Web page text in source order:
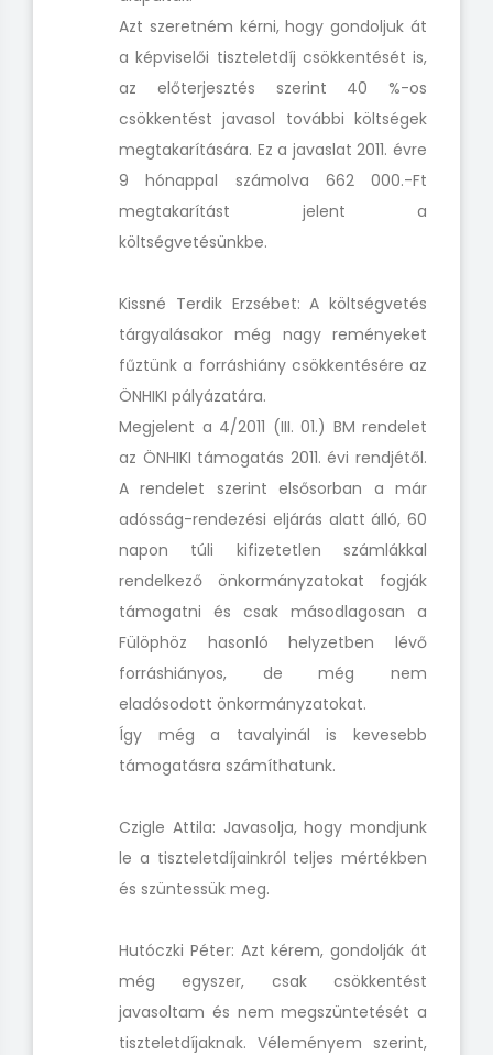
Azt szeretném kérni, hogy gondoljuk át
a képviselői tiszteletdíj csökkentését is,
az előterjesztés szerint 40 %-os
csökkentést javasol további költségek
megtakarítására. Ez a javaslat 2011. évre
9 hónappal számolva 662 000.-Ft
megtakarítást jelent a
költségvetésünkbe.
Kissné Terdik Erzsébet: A költségvetés
tárgyalásakor még nagy reményeket
fűztünk a forráshiány csökkentésére az
ÖNHIKI pályázatára.
Megjelent a 4/2011 (III. 01.) BM rendelet
az ÖNHIKI támogatás 2011. évi rendjétől.
A rendelet szerint elsősorban a már
adósság-rendezési eljárás alatt álló, 60
napon túli kifizetetlen számlákkal
rendelkező önkormányzatokat fogják
támogatni és csak másodlagosan a
Fülöphöz hasonló helyzetben lévő
forráshiányos, de még nem
eladósodott önkormányzatokat.
Így még a tavalyinál is kevesebb
támogatásra számíthatunk.
Czigle Attila: Javasolja, hogy mondjunk
le a tiszteletdíjainkról teljes mértékben
és szüntessük meg.
Hutóczki Péter: Azt kérem, gondolják át
még egyszer, csak csökkentést
javasoltam és nem megszüntetését a
tiszteletdíjaknak. Véleményem szerint,